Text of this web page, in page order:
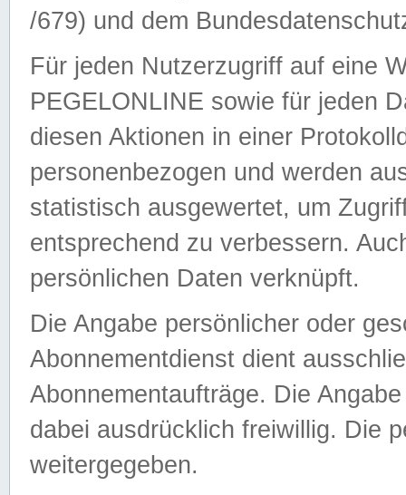
/679) und dem
Für jeden Nutzerzugriff auf eine
PEGELONLINE sowie für jeden
diesen Aktionen in einer
personenbezogen und werden
statistisch ausgewertet, um
entsprechend zu verbessern.
persönlichen Daten verknüpft.
Die Angabe persönlicher oder
Abonnementdienst dient
Abonnementaufträge. Die
dabei ausdrücklich freiwillig. Die
weitergegeben.